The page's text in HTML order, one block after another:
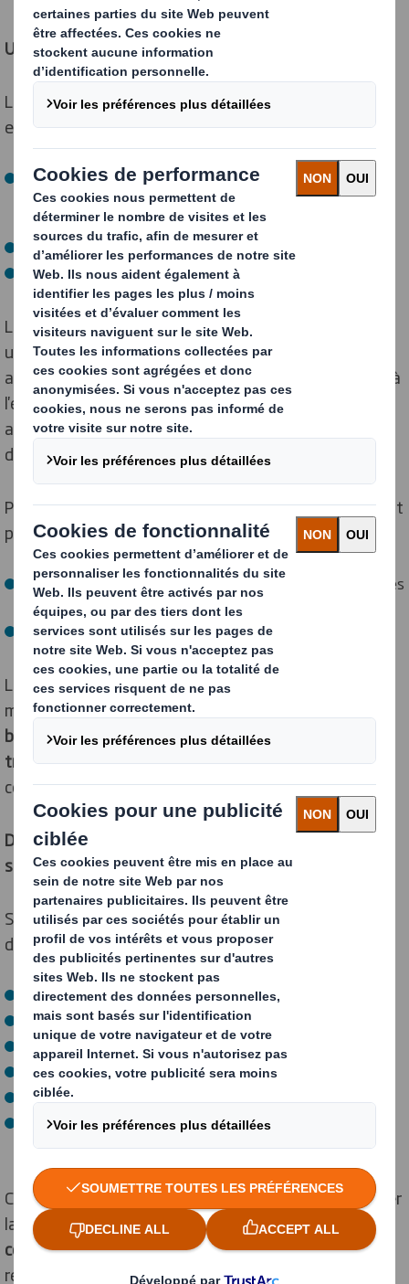
Un événement riche en échanges
Le forum a réuniplusieurs classes, représentant
environ150 à 200 étudiants, parmi lesquelles :
2 classes de Master Ingénierie Packaging
/
formationRCIEC(Responsable Conception et
Industrialisation Emballage Carton)
Des étudiants deLicence 3 Chimie
Des profils issus deB.U.T Packaging
Les échanges ont également été marqués par
unegrande diversité de parcours, avec des étudiants
ayant effectué une partie de leur cursus ou de leur vie à
l'étranger (Congo, Mayotte, La Réunion, Maroc),
apportant une richesse de points de vue et
d'expériences.
Pour représenter DS Smith, trois collaborateurs étaient
présents :
Pernelle VroylandtetTiphaine Aubertin
, Techniciennes
Bureau d'Études
Florian Riffard, Responsable commercial secteur
Leur complémentarité a permis de présenter de
manière concrète lesmétiers du bureau d'études, du
bureau méthodes, du commerce et de la
transformation, ainsi que les réalités du terrain et les
compétences attendues.
Des solutions packaging concrètes pour illustrer nos
savoir-faire
Sur le stand, plusieurs réalisations ont suscité l'intérêt
des étudiants, notamment :
E-secure (e-commerce)
PAV Lidl (Lustucru et Aoste)
Wrap Bonneval
PAV mécanisés McCormick pour Vahiné
Potager City
Unplateau 100 % carton, illustrant la substitution du
plastique
Ces supports ont été de véritables leviers pour engager
la discussion autour de
l'innovation, de l'éco-
conceptionet de l'adaptation aux nouvelles
réglementations.